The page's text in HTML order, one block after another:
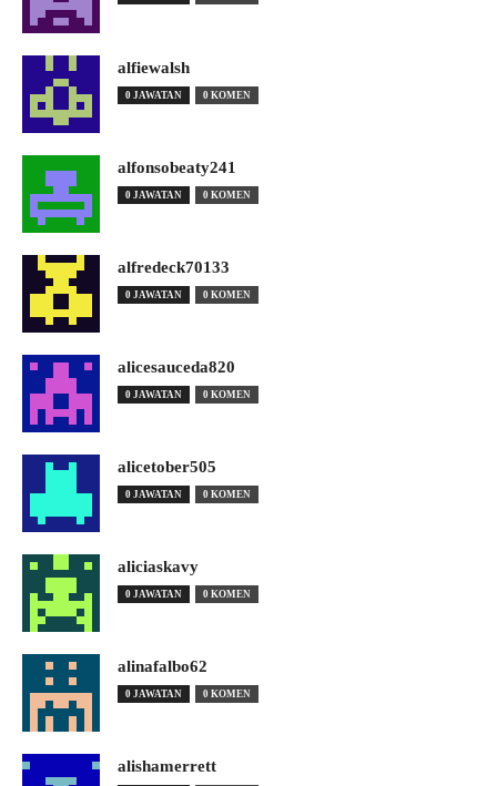
alfiewalsh
0 JAWATAN 0 KOMEN
alfonsobeaty241
0 JAWATAN 0 KOMEN
alfredeck70133
0 JAWATAN 0 KOMEN
alicesauceda820
0 JAWATAN 0 KOMEN
alicetober505
0 JAWATAN 0 KOMEN
aliciaskavy
0 JAWATAN 0 KOMEN
alinafalbo62
0 JAWATAN 0 KOMEN
alishamerrett